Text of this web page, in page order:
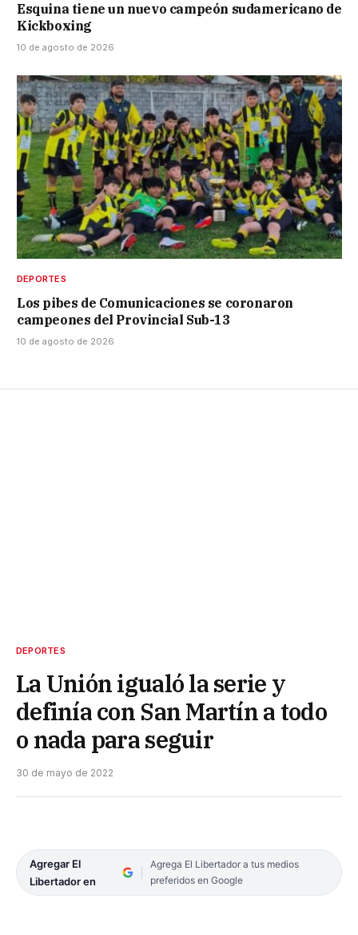
Esquina tiene un nuevo campeón sudamericano de
Kickboxing
10 de agosto de 2026
DEPORTES
Los pibes de Comunicaciones se coronaron
campeones del Provincial Sub-13
10 de agosto de 2026
DEPORTES
La Unión igualó la serie y
definía con San Martín a todo
o nada para seguir
30 de mayo de 2022
Agregar El
Libertador en
Agrega El Libertador a tus medios
preferidos en Google